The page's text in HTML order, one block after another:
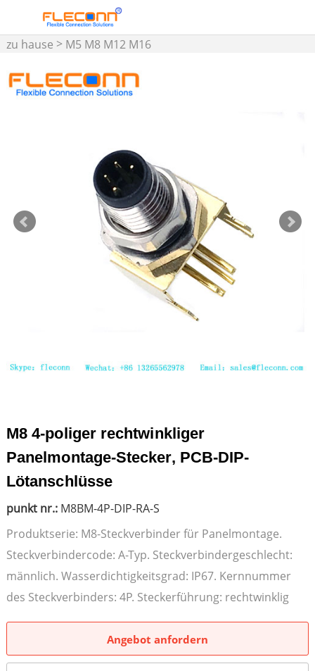
zu hause > M5 M8 M12 M16
Kabelbaugruppe>M8-
Stecker>M8-Steckverbinder
M8 4-poliger rechtwinkliger
Panelmontage-Stecker, PCB-DIP-
Lötanschlüsse
punkt nr.:M8BM-4P-DIP-RA-S
Produktserie: M8-Steckverbinder für Panelmontage.
Steckverbindercode: A-Typ. Steckverbindergeschlecht:
männlich. Wasserdichtigkeitsgrad: IP67. Kernnummer
des Steckverbinders: 4P. Steckerführung: rechtwinklig
Angebot anfordern